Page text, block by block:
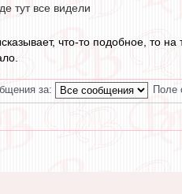
тут все видели
что-то подобное, то
за: Поле